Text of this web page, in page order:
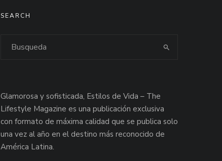
SEARCH
Glamorosa y sofisticada, Estilos de Vida – The
Lifestyle Magazine es una publicación exclusiva
con formato de máxima calidad que se publica solo
una vez al año en el destino más reconocido de
América Latina.